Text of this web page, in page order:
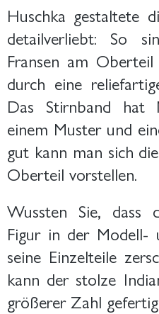
Huschka gestaltete
detailverliebt: So
Fransen am
durch eine
Das Stirnband hat
einem Muster und
gut kann man sich
Oberteil vorstellen.
Wussten Sie, dass
Figur in der Modell-
seine Einzelteile
kann der stolze
größerer Zahl